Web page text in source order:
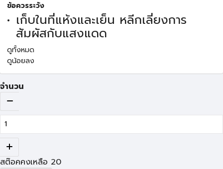
ข้อควรระวัง
เก็บในที่แห้งและเย็น หลีกเลี่ยงการ
สัมผัสกับแสงแดด
ดูทั้งหมด
ดูน้อยลง
จำนวน
สต๊อคคงเหลือ 20